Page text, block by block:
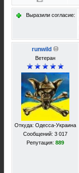
Выразили согласие:
runwild
Ветеран
Откуда: Одесса-Украина
Сообщений: 3 017
Репутация: 889